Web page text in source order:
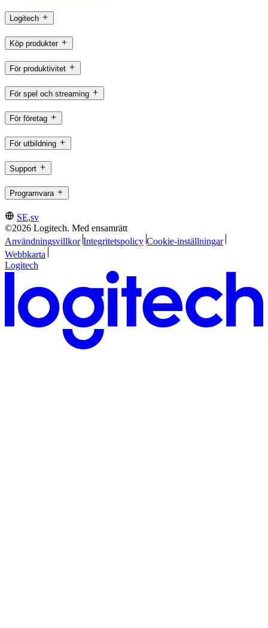
Logitech
Köp produkter
För produktivitet
För spel och streaming
För företag
För utbildning
Support
Programvara
SE,sv
©2026 Logitech. Med ensamrätt
Användningsvillkor Integritetspolicy Cookie-inställningar
Webbkarta
Logitech